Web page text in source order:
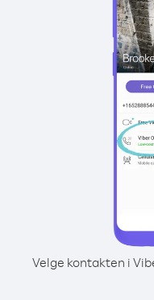
Velge kontakten i